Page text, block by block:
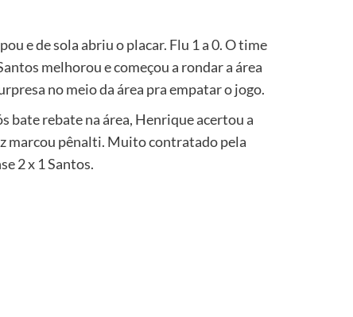
e de sola abriu o placar. Flu 1 a 0. O time
melhorou e começou a rondar a área
no meio da área pra empatar o jogo.
bate rebate na área, Henrique acertou a
marcou pênalti. Muito contratado pela
2 x 1 Santos.